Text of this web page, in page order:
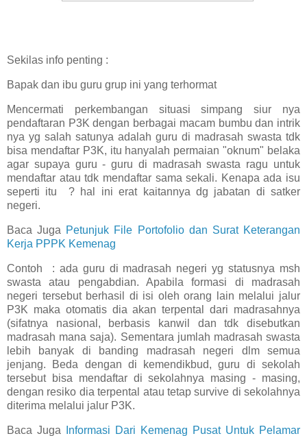
Sekilas info penting :
Bapak dan ibu guru grup ini yang terhormat
Mencermati perkembangan situasi simpang siur nya
pendaftaran P3K dengan berbagai macam bumbu dan intrik
nya yg salah satunya adalah guru di madrasah swasta tdk
bisa mendaftar P3K, itu hanyalah permaian "oknum" belaka
agar supaya guru - guru di madrasah swasta ragu untuk
mendaftar atau tdk mendaftar sama sekali. Kenapa ada isu
seperti itu ? hal ini erat kaitannya dg jabatan di satker
negeri.
Baca Juga Petunjuk File Portofolio dan Surat Keterangan
Kerja PPPK Kemenag
Contoh : ada guru di madrasah negeri yg statusnya msh
swasta atau pengabdian. Apabila formasi di madrasah
negeri tersebut berhasil di isi oleh orang lain melalui jalur
P3K maka otomatis dia akan terpental dari madrasahnya
(sifatnya nasional, berbasis kanwil dan tdk disebutkan
madrasah mana saja). Sementara jumlah madrasah swasta
lebih banyak di banding madrasah negeri dlm semua
jenjang. Beda dengan di kemendikbud, guru di sekolah
tersebut bisa mendaftar di sekolahnya masing - masing,
dengan resiko dia terpental atau tetap survive di sekolahnya
diterima melalui jalur P3K.
Baca Juga
Informasi Dari Kemenag Pusat Untuk Pelamar